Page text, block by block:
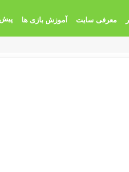
معرفی سایت آموزش بازی ها پیش